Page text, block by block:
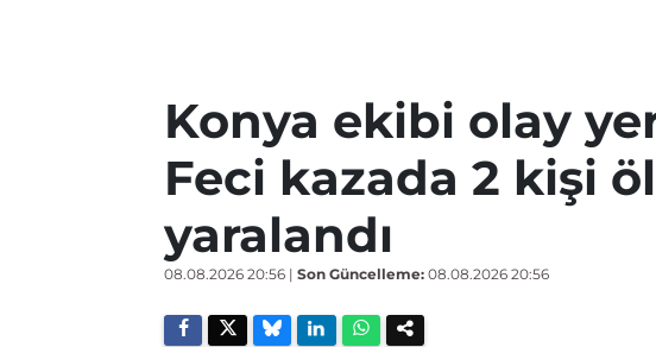
Konya ekibi olay
Feci kazada 2 kişi
yaralandı
08.08.2026 20:56 | Son Güncelleme: 08.08.2026 20:56